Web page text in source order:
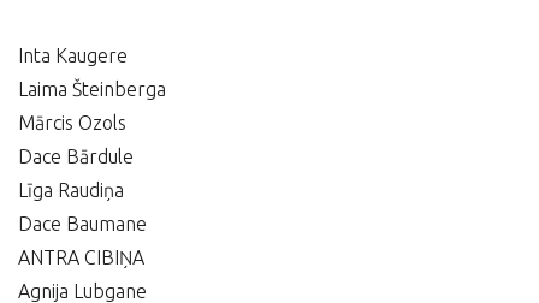
Inta Kaugere
Laima Šteinberga
Mārcis Ozols
Dace Bārdule
Līga Raudiņa
Dace Baumane
ANTRA CIBIŅA
Agnija Lubgane